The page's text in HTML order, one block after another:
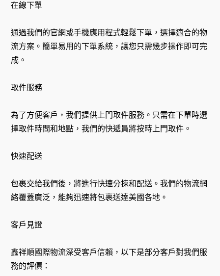
在線下單
通過我們的官網或手機應用程式輕鬆下單，選擇適合的物
流方案。簡單易用的下單系統，讓您只需幾步操作即可完
成。
取件服務
為了方便客戶，我們提供上門取件服務。只需在下單時選
擇取件時間和地點，我們的快遞員將按時上門取件。
快速配送
包裹交給我們後，將進行快速分揀和配送。我們的物流網
絡覆蓋廣泛，能夠迅速將包裹送達美國各地。
客戶見證
鑫祥順國際物流深受客戶信賴，以下是部分客戶對我們服
務的評價：